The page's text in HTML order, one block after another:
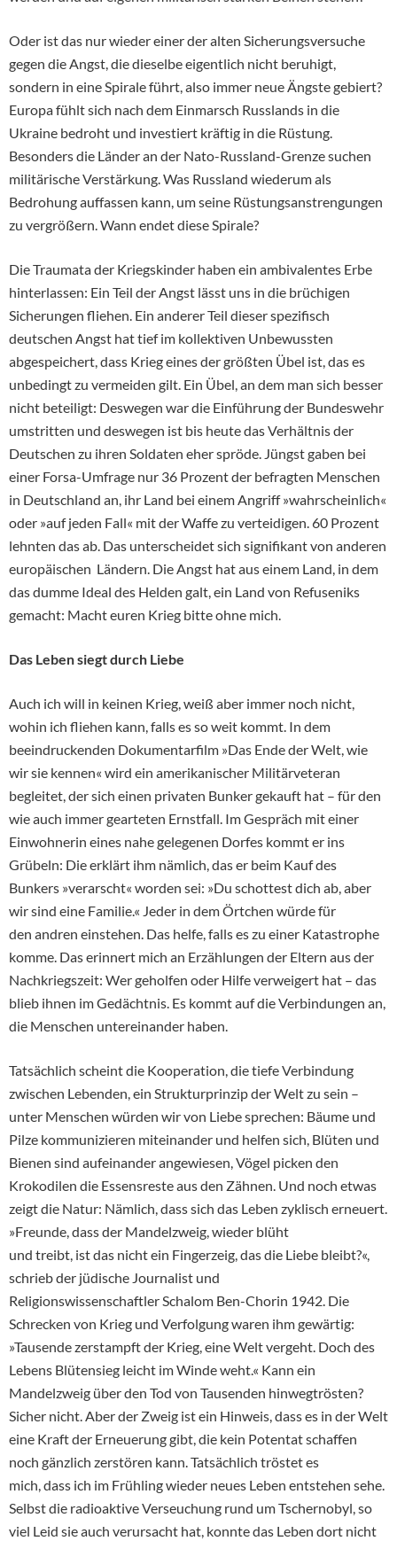
Oder ist das nur wieder einer der alten Sicherungsversuche
gegen die Angst, die dieselbe eigentlich nicht beruhigt,
sondern in eine Spirale führt, also immer neue Ängste gebiert?
Europa fühlt sich nach dem Einmarsch Russlands in die
Ukraine bedroht und investiert kräftig in die Rüstung.
Besonders die Länder an der Nato-Russland-Grenze suchen
militärische Verstärkung. Was Russland wiederum als
Bedrohung auffassen kann, um seine Rüstungsanstrengungen
zu vergrößern. Wann endet diese Spirale?
Die Traumata der Kriegskinder haben ein ambivalentes Erbe
hinterlassen: Ein Teil der Angst lässt uns in die brüchigen
Sicherungen fliehen. Ein anderer Teil dieser spezifisch
deutschen Angst hat tief im kollektiven Unbewussten
abgespeichert, dass Krieg eines der größten Übel ist, das es
unbedingt zu vermeiden gilt. Ein Übel, an dem man sich besser
nicht beteiligt: Deswegen war die Einführung der Bundeswehr
umstritten und deswegen ist bis heute das Verhältnis der
Deutschen zu ihren Soldaten eher spröde. Jüngst gaben bei
einer Forsa-Umfrage nur 36 Prozent der befragten Menschen
in Deutschland an, ihr Land bei einem Angriff »wahrscheinlich«
oder »auf jeden Fall« mit der Waffe zu verteidigen. 60 Prozent
lehnten das ab. Das unterscheidet sich signifikant von anderen
europäischen Ländern. Die Angst hat aus einem Land, in dem
das dumme Ideal des Helden galt, ein Land von Refuseniks
gemacht: Macht euren Krieg bitte ohne mich.
Das Leben siegt durch Liebe
Auch ich will in keinen Krieg, weiß aber immer noch nicht,
wohin ich fliehen kann, falls es so weit kommt. In dem
beeindruckenden Dokumentarfilm »Das Ende der Welt, wie
wir sie kennen« wird ein amerikanischer Militärveteran
begleitet, der sich einen privaten Bunker gekauft hat – für den
wie auch immer gearteten Ernstfall. Im Gespräch mit einer
Einwohnerin eines nahe gelegenen Dorfes kommt er ins
Grübeln: Die erklärt ihm nämlich, das er beim Kauf des
Bunkers »verarscht« worden sei: »Du schottest dich ab, aber
wir sind eine Familie.« Jeder in dem Örtchen würde für
den andren einstehen. Das helfe, falls es zu einer Katastrophe
komme. Das erinnert mich an Erzählungen der Eltern aus der
Nachkriegszeit: Wer geholfen oder Hilfe verweigert hat – das
blieb ihnen im Gedächtnis. Es kommt auf die Verbindungen an,
die Menschen untereinander haben.
Tatsächlich scheint die Kooperation, die tiefe Verbindung
zwischen Lebenden, ein Strukturprinzip der Welt zu sein –
unter Menschen würden wir von Liebe sprechen: Bäume und
Pilze kommunizieren miteinander und helfen sich, Blüten und
Bienen sind aufeinander angewiesen, Vögel picken den
Krokodilen die Essensreste aus den Zähnen. Und noch etwas
zeigt die Natur: Nämlich, dass sich das Leben zyklisch erneuert.
»Freunde, dass der Mandelzweig, wieder blüht
und treibt, ist das nicht ein Fingerzeig, das die Liebe bleibt?«,
schrieb der jüdische Journalist und
Religionswissenschaftler Schalom Ben-Chorin 1942. Die
Schrecken von Krieg und Verfolgung waren ihm gewärtig:
»Tausende zerstampft der Krieg, eine Welt vergeht. Doch des
Lebens Blütensieg leicht im Winde weht.« Kann ein
Mandelzweig über den Tod von Tausenden hinwegtrösten?
Sicher nicht. Aber der Zweig ist ein Hinweis, dass es in der Welt
eine Kraft der Erneuerung gibt, die kein Potentat schaffen
noch gänzlich zerstören kann. Tatsächlich tröstet es
mich, dass ich im Frühling wieder neues Leben entstehen sehe.
Selbst die radioaktive Verseuchung rund um Tschernobyl, so
viel Leid sie auch verursacht hat, konnte das Leben dort nicht